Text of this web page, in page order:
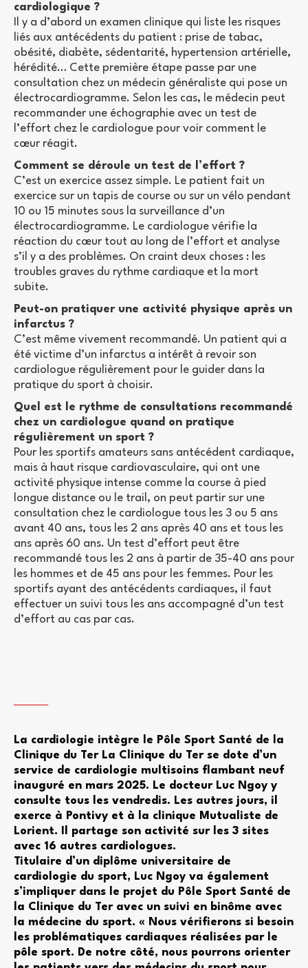
cardiologique ?
Il y a d’abord un examen clinique qui liste les risques
liés aux antécédents du patient : prise de tabac,
obésité, diabète, sédentarité, hypertension artérielle,
hérédité… Cette première étape passe par une
consultation chez un médecin généraliste qui pose un
électrocardiogramme. Selon les cas, le médecin peut
recommander une échographie avec un test de
l’effort chez le cardiologue pour voir comment le
cœur réagit.
Comment se déroule un test de l’effort ?
C’est un exercice assez simple. Le patient fait un
exercice sur un tapis de course ou sur un vélo pendant
10 ou 15 minutes sous la surveillance d’un
électrocardiogramme. Le cardiologue vérifie la
réaction du cœur tout au long de l’effort et analyse
s’il y a des problèmes. On craint deux choses : les
troubles graves du rythme cardiaque et la mort
subite.
Peut-on pratiquer une activité physique après un
infarctus ?
C’est même vivement recommandé. Un patient qui a
été victime d’un infarctus a intérêt à revoir son
cardiologue régulièrement pour le guider dans la
pratique du sport à choisir.
Quel est le rythme de consultations recommandé
chez un cardiologue quand on pratique
régulièrement un sport ?
Pour les sportifs amateurs sans antécédent cardiaque,
mais à haut risque cardiovasculaire, qui ont une
activité physique intense comme la course à pied
longue distance ou le trail, on peut partir sur une
consultation chez le cardiologue tous les 3 ou 5 ans
avant 40 ans, tous les 2 ans après 40 ans et tous les
ans après 60 ans. Un test d’effort peut être
recommandé tous les 2 ans à partir de 35-40 ans pour
les hommes et de 45 ans pour les femmes. Pour les
sportifs ayant des antécédents cardiaques, il faut
effectuer un suivi tous les ans accompagné d’un test
d’effort au cas par cas.
La cardiologie intègre le Pôle Sport Santé de la
Clinique du Ter La Clinique du Ter se dote d’un
service de cardiologie multisoins flambant neuf
inauguré en mars 2025. Le docteur Luc Ngoy y
consulte tous les vendredis. Les autres jours, il
exerce à Pontivy et à la clinique Mutualiste de
Lorient. Il partage son activité sur les 3 sites
avec 16 autres cardiologues.
Titulaire d’un diplôme universitaire de
cardiologie du sport, Luc Ngoy va également
s’impliquer dans le projet du Pôle Sport Santé de
la Clinique du Ter avec un suivi en binôme avec
la médecine du sport. « Nous vérifierons si besoin
les problématiques cardiaques réalisées par le
pôle sport. De notre côté, nous pourrons orienter